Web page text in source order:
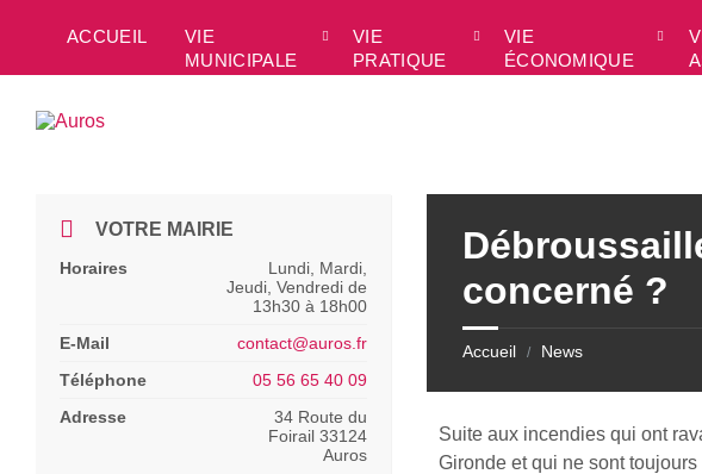
sidebar
sidebar
ACCUEIL
VIE
MUNICIPALE
VIE
PRATIQUE
VIE
ÉCONOMIQUE
concerné ?
Accueil / News
Suite aux incendies qui ont
Gironde et qui ne sont
VOTRE MAIRIE
Horaires
Lundi, Mardi,
Jeudi, Vendredi de
13h30 à 18h00
E-Mail
contact@auros.fr
Téléphone
05 56 65 40 09
Adresse
34 Route du
Foirail 33124
Auros